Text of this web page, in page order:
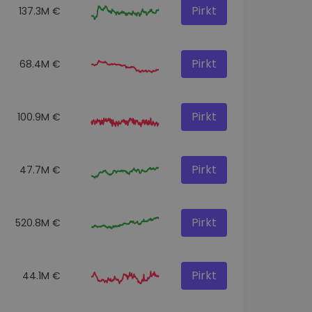
137.3M € Pirkt
68.4M € Pirkt
100.9M € Pirkt
47.7M € Pirkt
520.8M € Pirkt
44.1M € Pirkt